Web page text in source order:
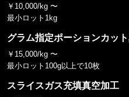
￥10,000/kg 〜
最小ロット1kg
グラム指定ポーションカッ
￥15,000/kg 〜
最小ロット100g以上で10枚
スライスガス充填真空加工